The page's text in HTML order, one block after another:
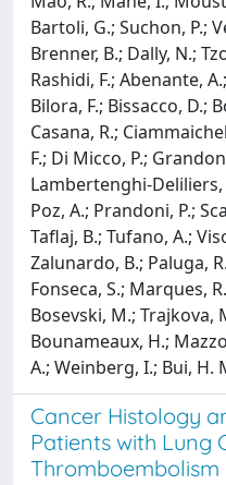
Bartoli, G.; Suchon, P.;
Brenner, B.; Dally, N.;
Rashidi, F.; Abenante,
Bilora, F.; Bissacco, D.;
Casana, R.;
F.; Di Micco, P.;
Lambertenghi-Deliliers,
Poz, A.; Prandoni, P.;
Taflaj, B.; Tufano, A.;
Zalunardo, B.; Paluga,
Fonseca, S.; Marques,
Bosevski, M.; Trajkova,
Bounameaux, H.;
A.; Weinberg, I.; Bui, H.
Cancer Histology
Patients with Lung
Thromboembolism